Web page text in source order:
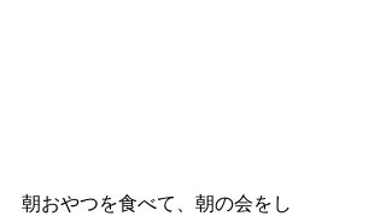
朝おやつを食べて、朝の会をし